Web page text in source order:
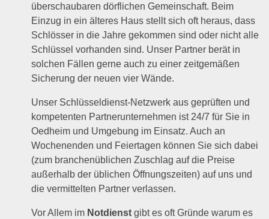
überschaubaren dörflichen Gemeinschaft. Beim
Einzug in ein älteres Haus stellt sich oft heraus, dass
Schlösser in die Jahre gekommen sind oder nicht alle
Schlüssel vorhanden sind. Unser Partner berät in
solchen Fällen gerne auch zu einer zeitgemäßen
Sicherung der neuen vier Wände.
Unser Schlüsseldienst-Netzwerk aus geprüften und
kompetenten Partnerunternehmen ist 24/7 für Sie in
Oedheim und Umgebung im Einsatz. Auch an
Wochenenden und Feiertagen können Sie sich dabei
(zum branchenüblichen Zuschlag auf die Preise
außerhalb der üblichen Öffnungszeiten) auf uns und
die vermittelten Partner verlassen.
Vor Allem im Notdienst gibt es oft Gründe warum es